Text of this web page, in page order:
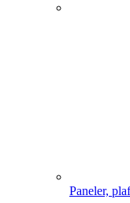
Paneler,